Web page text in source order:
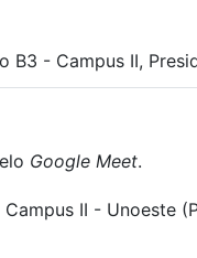
B3 - Campus II,
Google Meet.
II - Unoeste